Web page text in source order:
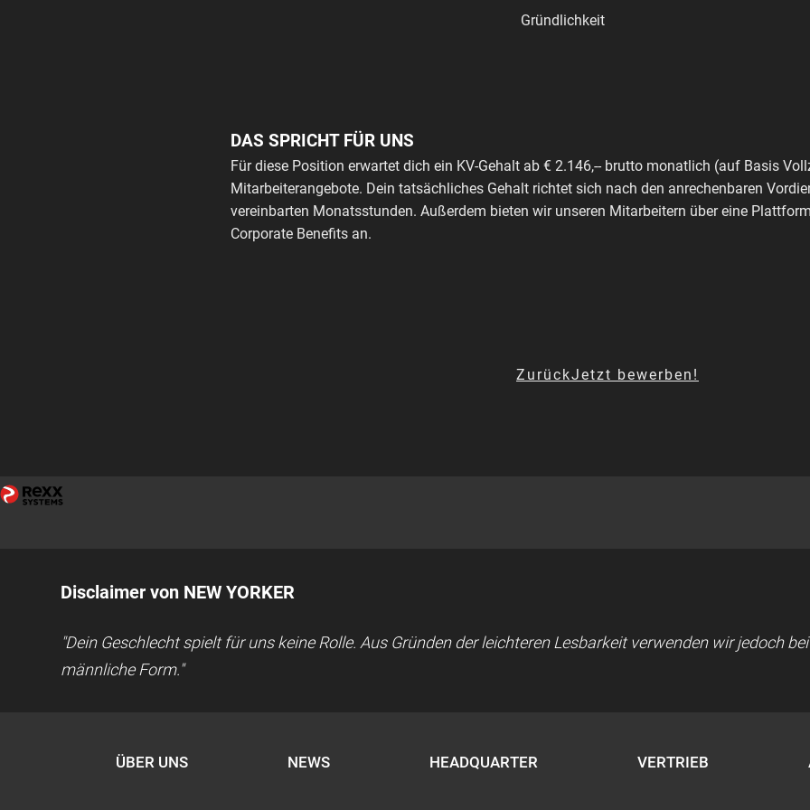
Gründlichkeit
DAS SPRICHT FÜR UNS
Für diese Position erwartet dich ein KV-Gehalt ab € 2.146,-- brutto monatlich (auf Basis
Mitarbeiterangebote. Dein tatsächliches Gehalt richtet sich nach den anrechenbaren
vereinbarten Monatsstunden. Außerdem bieten wir unseren Mitarbeitern über eine
Corporate Benefits an.
ZurückJetzt bewerben!
Disclaimer von NEW YORKER
"Dein Geschlecht spielt für uns keine Rolle. Aus Gründen der leichteren Lesbarkeit verwenden wir jedoch
männliche Form."
ÜBER UNS NEWS HEADQUARTER VERTRIEB